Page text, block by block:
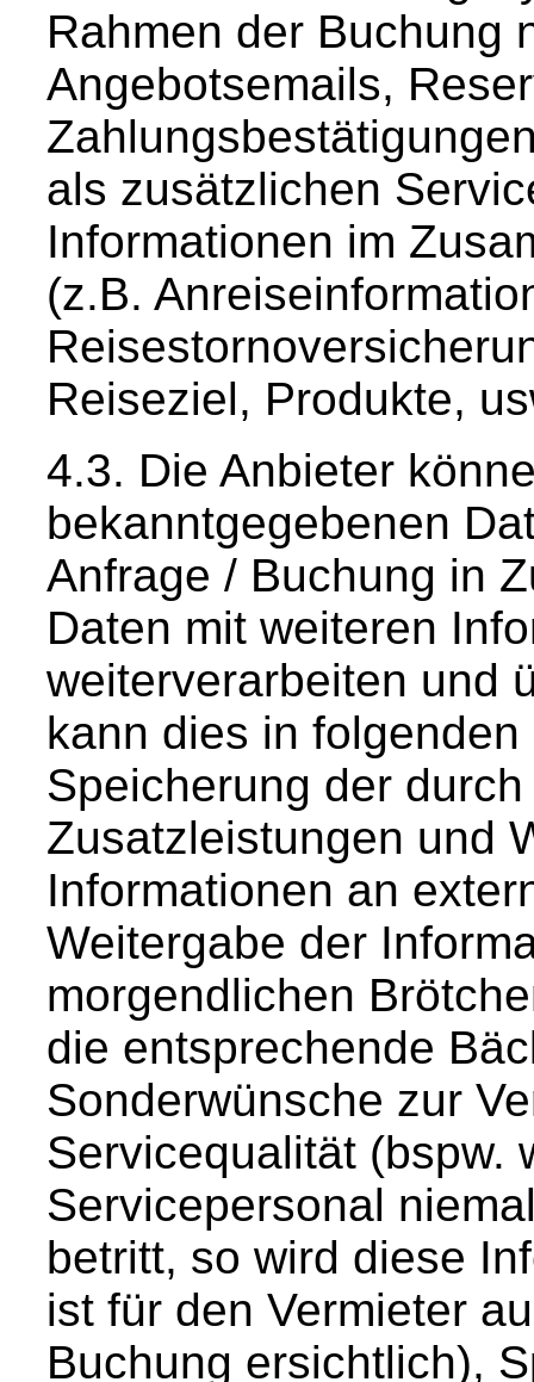
Rahmen der Buchung
Angebotsemails,
als zusätzlichen
Informationen im
(z.B.
Reiseziel, Produkte,
Die Anbieter
bekanntgegebenen
Anfrage / Buchung in
Daten mit weiteren
weiterverarbeiten und
kann dies in
Speicherung der
Zusatzleistungen und
Informationen an
Weitergabe der
morgendlichen
die entsprechende
Sonderwünsche zur
Servicequalität (bspw.
Servicepersonal
betritt, so wird diese
ist für den Vermieter
Buchung ersichtlich),